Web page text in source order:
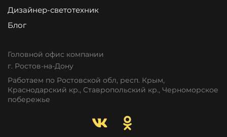
Дизайнер-светотехник
Блог
Головной офис компании
г. Ростов-на-Дону
Работаем по Ростовской обл, респ. Крым,
Краснодарский кр., Ставропольский кр., Черноморское
побережье